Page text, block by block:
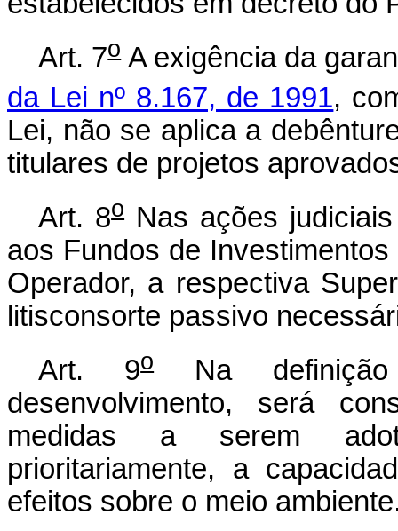
Art. 7oA exigência da
da Lei nº 8.167, de 1991,
Lei, não se aplica a
titulares de projetos
Art. 8oNas ações
aos Fundos de
Operador, a respectiva
litisconsorte passivo
Art. 9oNa definição
desenvolvimento, será
medidas a serem
prioritariamente, a
efeitos sobre o meio